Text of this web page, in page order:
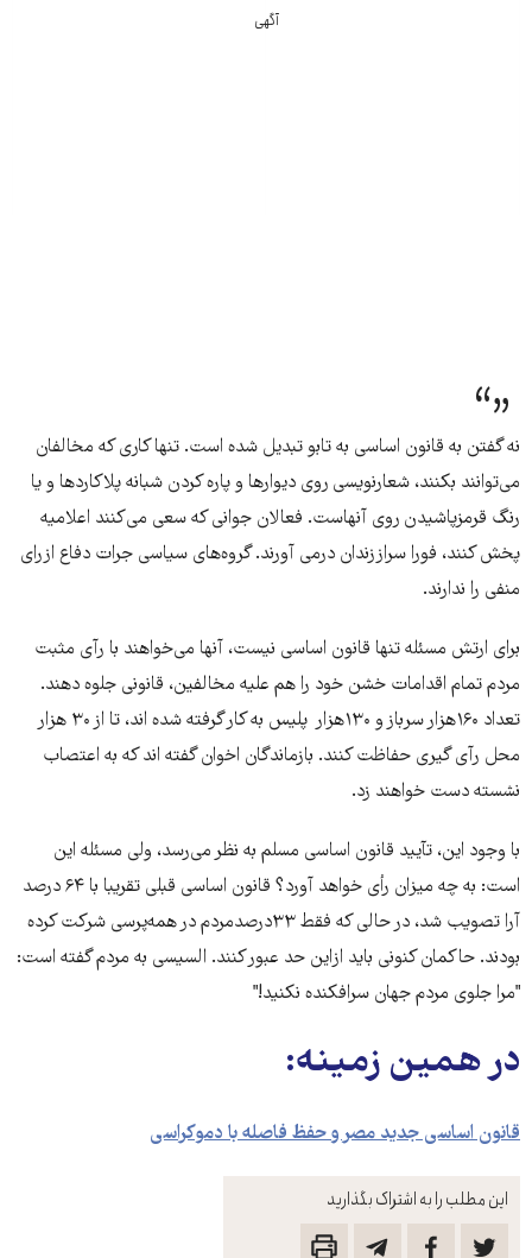
این مطلب را به اشتراک بگذارید
آگهی
نه گفتن به قانون اساسی‌ به تابو تبدیل شده است. تنها کاری که مخالفان
می‌توانند بکنند، شعارنویسی روی دیوارها و پاره کردن شبانه پلاکاردها و یا
رنگ قرمزپاشیدن روی آنهاست. فعالان جوانی که سعی‌ می‌کنند اعلامیه
پخش کنند، فورا سراززندان درمی‌ آورند. گروه‌های سیاسی جرات دفاع ازرای
منفی‌ را ندارند.
برای ارتش مسئله تنها قانون اساسی‌ نیست، آنها می‌خواهند با رآی مثبت
مردم تمام اقدامات خشن خود را هم علیه مخالفین، قانونی جلوه دهند.
تعداد ۱۶۰هزار سرباز و ۱۳۰هزار پلیس به کار گرفته شده اند، تا از ۳۰ هزار
محل رآی گیری حفاظت کنند. بازماندگان اخوان گفته اند که به اعتصاب
نشسته دست خواهند زد.
با وجود این، تآیید قانون اساسی‌ مسلم به نظر می‌رسد، ولی‌ مسئله این
است: به چه میزان رأی خواهد آورد؟ قانون اساسی‌ قبلی تقریبا با ۶۴ درصد
آرا تصویب شد، در حالی که فقط ۳۳درصدمردم در همه‌پرسی شرکت کرده
بودند. حاکمان کنونی باید ازاین حد عبور کنند. السیسی به مردم گفته است:
"مرا جلوی مردم جهان سرافکنده نکنید!"
در همین زمینه:
قانون اساسی جدید مصر و حفظ فاصله با دموکراسی